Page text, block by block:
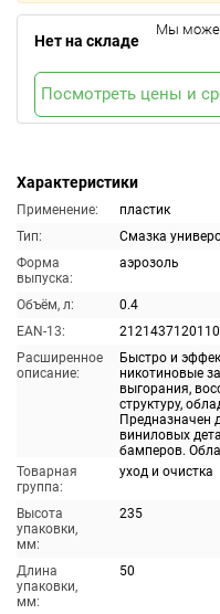
Характеристики
Применение:
пластик
Тип:
Смазка
Форма
выпуска:
аэрозоль
Объём, л:
0.4
EAN-13:
Расширенное
описание:
Быстро и
никотиновые
выгорания,
структуру,
Предназначен
виниловых
бамперов.
Товарная
группа:
уход и очистка
Высота
упаковки,
мм:
235
Длина
упаковки,
мм:
50
Нет на складе
Мы
Посмотреть цены и